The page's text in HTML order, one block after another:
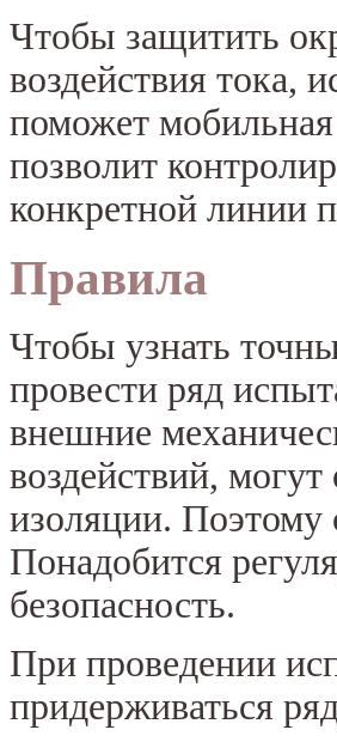
Чтобы защитить
воздействия тока,
поможет
позволит
конкретной линии
Правила
Чтобы узнать
провести ряд
внешние
воздействий, могут
изоляции. Поэтому
Понадобится
безопасность.
При проведении
придерживаться